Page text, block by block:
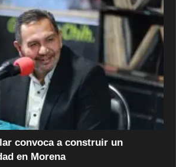
convoca a construir un
en Morena